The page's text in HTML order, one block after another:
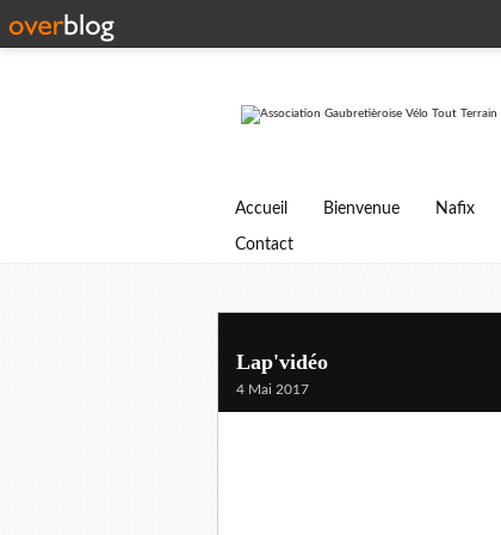
Accueil Bienvenue Nafix
Contact
Lap'vidéo
4 Mai 2017